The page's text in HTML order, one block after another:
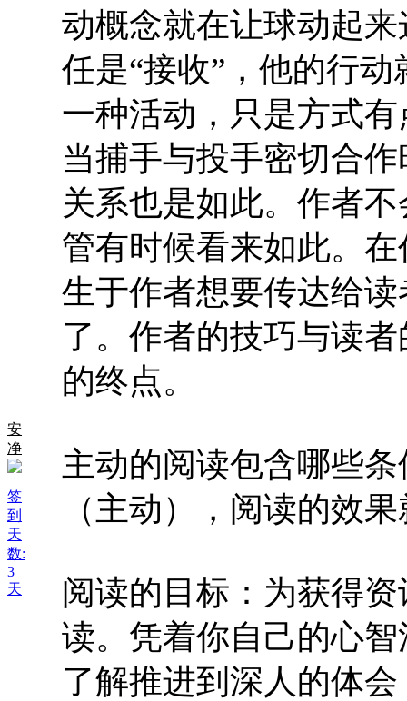
安
净
签
到
天
数:
3
天
动概念就在让球动起
任是“接收”，他的行
一种活动，只是方式
当捕手与投手密切合
关系也是如此。作者
管有时候看来如此。
生于作者想要传达给
了。作者的技巧与读
的终点。
主动的阅读包含哪些
（主动），阅读的效
阅读的目标：为获得
读。凭着你自己的心
了解推进到深人的体